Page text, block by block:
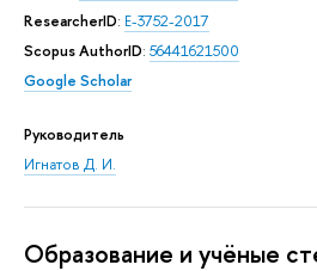
ResearcherID: E-3752-2017
Scopus AuthorID: 56441621500
Google Scholar
Руководитель
Игнатов Д. И.
Oбразование и учёные